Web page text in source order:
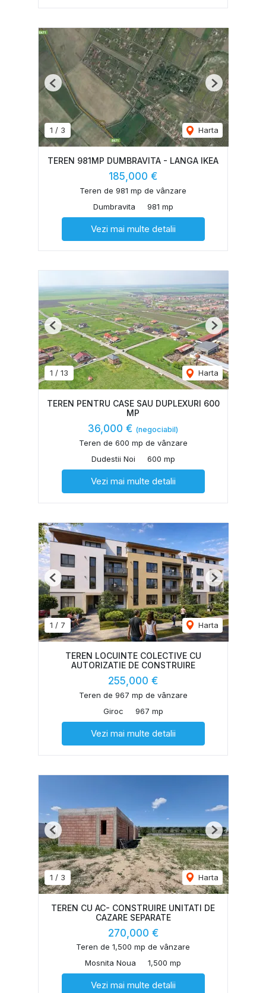
1 / 3 Harta
Previous Next
TEREN 981MP DUMBRAVITA - LANGA IKEA
185,000 €
Teren de 981 mp de vânzare
Dumbravita
981 mp
Vezi mai multe detalii
1 / 13 Harta
Previous Next
TEREN PENTRU CASE SAU DUPLEXURI 600
MP
36,000 € (negociabil)
Teren de 600 mp de vânzare
Dudestii Noi
600 mp
Vezi mai multe detalii
1 / 7 Harta
Previous Next
TEREN LOCUINTE COLECTIVE CU
AUTORIZATIE DE CONSTRUIRE
255,000 €
Teren de 967 mp de vânzare
Giroc
967 mp
Vezi mai multe detalii
1 / 3 Harta
Previous Next
TEREN CU AC- CONSTRUIRE UNITATI DE
CAZARE SEPARATE
270,000 €
Teren de 1,500 mp de vânzare
Mosnita Noua
1,500 mp
Vezi mai multe detalii